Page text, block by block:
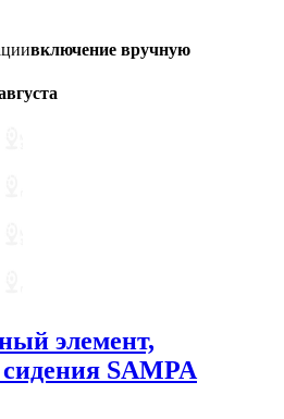
включение вручную
элемент,
SAMPA